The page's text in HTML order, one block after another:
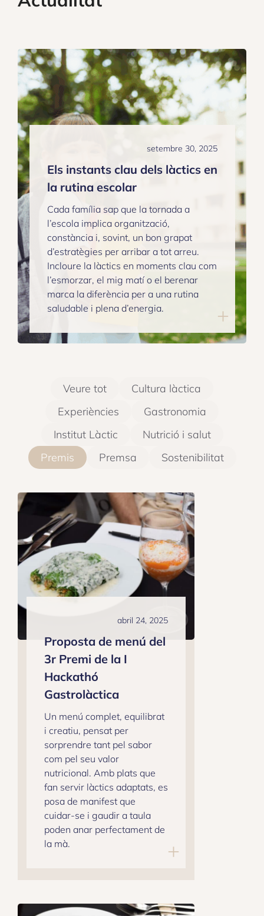
setembre 30, 2025
Els instants clau dels làctics en
la rutina escolar
Cada família sap que la tornada a
l’escola implica organització,
constància i, sovint, un bon grapat
d’estratègies per arribar a tot arreu.
Incloure la làctics en moments clau com
l’esmorzar, el mig matí o el berenar
marca la diferència per a una rutina
saludable i plena d’energia.
Veure tot
Cultura làctica
Experiències
Gastronomia
Institut Làctic
Nutrició i salut
Premis
Premsa Sostenibilitat
abril 24, 2025
Proposta de menú del
3r Premi de la I
Hackathó
Gastrolàctica
Un menú complet, equilibrat
i creatiu, pensat per
sorprendre tant pel sabor
com pel seu valor
nutricional. Amb plats que
fan servir làctics adaptats, es
posa de manifest que
cuidar-se i gaudir a taula
poden anar perfectament de
la mà.